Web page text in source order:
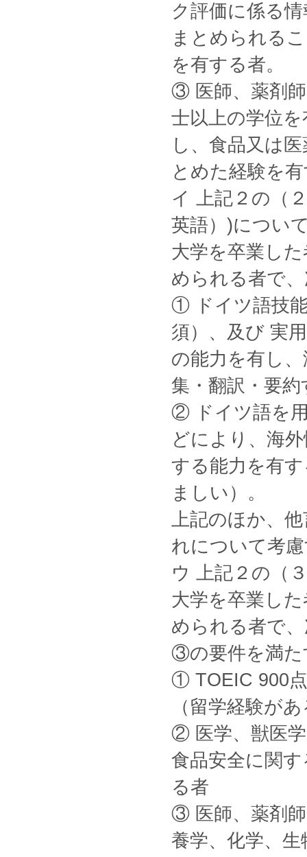
ク評価に係る
まとめられる
を有する者。
③ 医師、薬剤
士以上の学位
し、食品又は
とめた経験を
イ 上記２の（
英語）)につい
大学を卒業し
められる者で
① ドイツ語技
須）、及び 実
の能力を有し
集・翻訳・要
② ドイツ語を
どにより、海
する能力を有
ましい）。
上記のほか、
れについて考
ウ 上記２の（
大学を卒業し
められる者で
③の要件を満た
① TOEIC 900
（留学経験が
② 医学、獣医学
食品安全に関
る者
③ 医師、薬剤師
養学、化学、